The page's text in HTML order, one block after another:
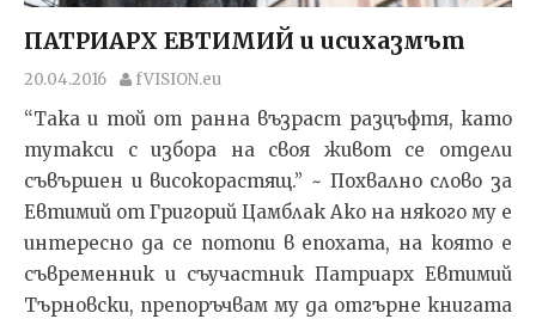
ПАТРИАРХ ЕВТИМИЙ и исихазмът
20.04.2016 fVISION.eu
“Така и той от ранна възраст разцъфтя, като
тутакси с избора на своя живот се отдели
съвършен и високорастящ.” ~ Похвално слово за
Евтимий от Григорий Цамблак Ако на някого му е
интересно да се потопи в епохата, на която е
съвременник и съучастник Патриарх Евтимий
Търновски, препоръчвам му да отгърне книгата